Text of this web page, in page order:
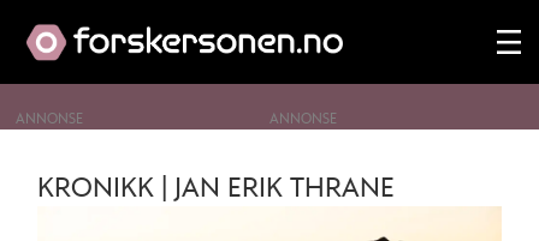
Tag:
ANNONSE
KRONIKK | JAN ERIK THRANE